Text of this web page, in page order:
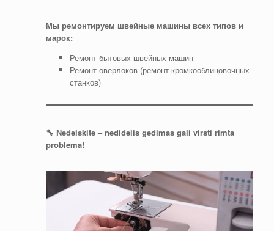
Мы ремонтируем швейные машины всех типов и
марок:
Ремонт бытовых швейных машин
Ремонт оверлоков (ремонт кромкооблицовочных
станков)
🔧 Nedelskite – nedidelis gedimas gali virsti rimta
problema!